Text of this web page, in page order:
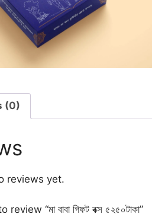
(0)
reviews yet.
“মা বাবা গিফট বক্স ৫২৫০টাকা”